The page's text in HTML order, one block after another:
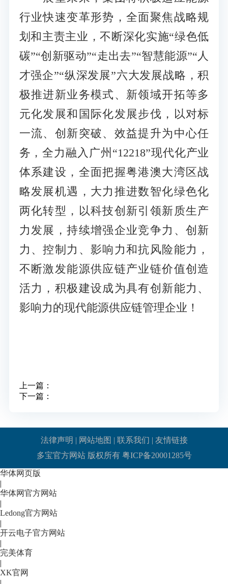
行业快速变革形势，全面聚焦战略规
划和主责主业，不断深化实施“绿色低
碳”“创新驱动”“走出去”“智慧能源”“人
才强企”“纵深发展”六大发展战略，积
极推进新业务模式、新领域开拓等多
元化发展和国际化发展步伐，以对标
一流、创新突破、效益提升为中心任
务，全力融入广州“12218”现代化产业
体系建设，全面把握粤港澳大湾区战
略发展机遇，大力推进数智化绿色化
两化转型，以科技创新引领新质生产
力发展，持续增强企业竞争力、创新
力、控制力、影响力和抗风险能力，
不断激发能源供应链产业链价值创造
活力，积极建设成为具有创新能力、
影响力的现代能源供应链管理企业！
上一篇：
下一篇：
法律声明 | 网站地图 | 联系我们 | 友情链接
多宝官方网站 版权所有 粤ICP备20001285号
华体网页版
|
华体网官方网站
|
Ledong官方网站
|
开云电子官方网站
|
完美体育
|
XK官网